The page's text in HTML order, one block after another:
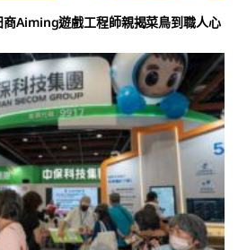
Aiming遊戲工程師親揭菜鳥到職人心